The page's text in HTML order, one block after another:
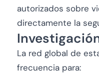
autorizados sobre
directamente la
La red global de
frecuencia para: